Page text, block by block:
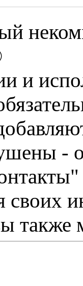
и
-
также